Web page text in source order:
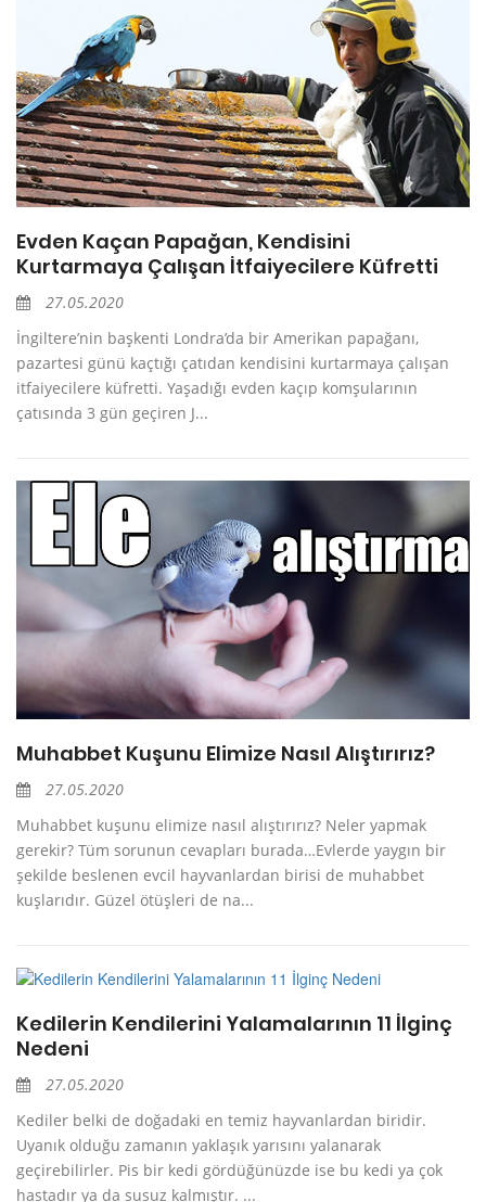
Evden Kaçan Papağan, Kendisini
Kurtarmaya Çalışan İtfaiyecilere Küfretti
27.05.2020
İngiltere’nin başkenti Londra’da bir Amerikan papağanı,
pazartesi günü kaçtığı çatıdan kendisini kurtarmaya çalışan
itfaiyecilere küfretti. Yaşadığı evden kaçıp komşularının
çatısında 3 gün geçiren J...
Muhabbet Kuşunu Elimize Nasıl Alıştırırız?
27.05.2020
Muhabbet kuşunu elimize nasıl alıştırırız? Neler yapmak
gerekir? Tüm sorunun cevapları burada…Evlerde yaygın bir
şekilde beslenen evcil hayvanlardan birisi de muhabbet
kuşlarıdır. Güzel ötüşleri de na...
Kedilerin Kendilerini Yalamalarının 11 İlginç
Nedeni
27.05.2020
Kediler belki de doğadaki en temiz hayvanlardan biridir.
Uyanık olduğu zamanın yaklaşık yarısını yalanarak
geçirebilirler. Pis bir kedi gördüğünüzde ise bu kedi ya çok
hastadır ya da susuz kalmıştır. ...